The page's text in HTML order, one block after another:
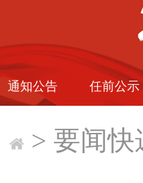
通知公告 任前公示
> 要闻快